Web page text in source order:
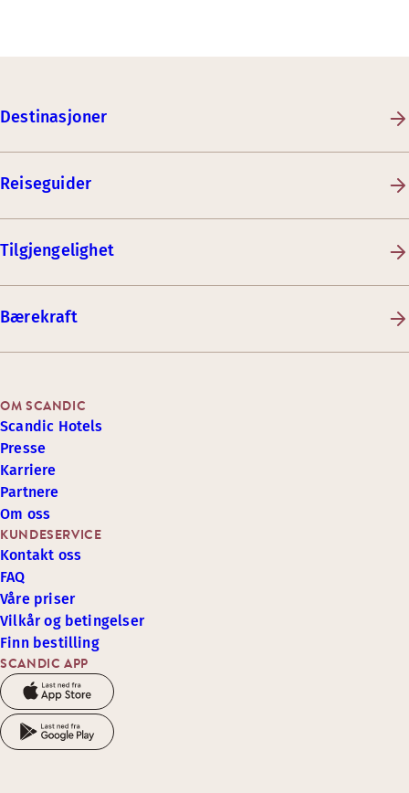
Destinasjoner
Reiseguider
Tilgjengelighet
Bærekraft
SCANDIC APP
KUNDESERVICE
Kontakt oss
FAQ
Våre priser
Vilkår og betingelser
Finn bestilling
OM SCANDIC
Scandic Hotels
Presse
Karriere
Partnere
Om oss